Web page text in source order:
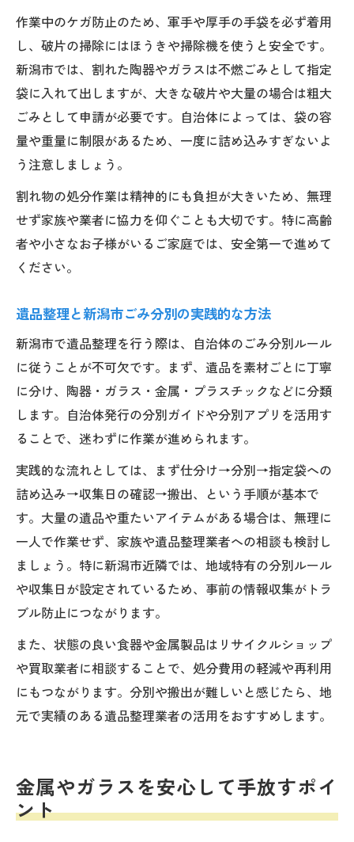
作業中のケガ防止のため、軍手や厚手の手袋を必ず着用
し、破片の掃除にはほうきや掃除機を使うと安全です。
新潟市では、割れた陶器やガラスは不燃ごみとして指定
袋に入れて出しますが、大きな破片や大量の場合は粗大
ごみとして申請が必要です。自治体によっては、袋の容
量や重量に制限があるため、一度に詰め込みすぎないよ
う注意しましょう。
割れ物の処分作業は精神的にも負担が大きいため、無理
せず家族や業者に協力を仰ぐことも大切です。特に高齢
者や小さなお子様がいるご家庭では、安全第一で進めて
ください。
遺品整理と新潟市ごみ分別の実践的な方法
新潟市で遺品整理を行う際は、自治体のごみ分別ルール
に従うことが不可欠です。まず、遺品を素材ごとに丁寧
に分け、陶器・ガラス・金属・プラスチックなどに分類
します。自治体発行の分別ガイドや分別アプリを活用す
ることで、迷わずに作業が進められます。
実践的な流れとしては、まず仕分け→分別→指定袋への
詰め込み→収集日の確認→搬出、という手順が基本で
す。大量の遺品や重たいアイテムがある場合は、無理に
一人で作業せず、家族や遺品整理業者への相談も検討し
ましょう。特に新潟市近隣では、地域特有の分別ルール
や収集日が設定されているため、事前の情報収集がトラ
ブル防止につながります。
また、状態の良い食器や金属製品はリサイクルショップ
や買取業者に相談することで、処分費用の軽減や再利用
にもつながります。分別や搬出が難しいと感じたら、地
元で実績のある遺品整理業者の活用をおすすめします。
金属やガラスを安心して手放すポイ
ント